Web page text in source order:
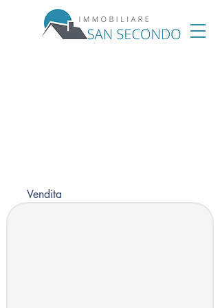
Vendita